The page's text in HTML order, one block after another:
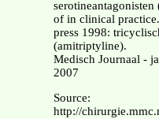
of in clinical
press 1998:
(amitriptyline).
Medisch Journaal -
2007
Source:
http://